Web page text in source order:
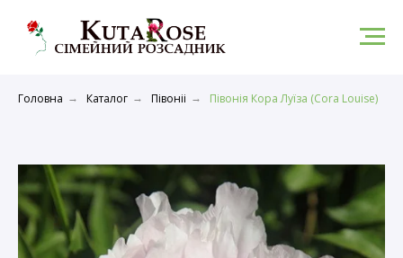
Головна → Каталог → Півоніі → Півонія Кора Луїза (Cora Louise)